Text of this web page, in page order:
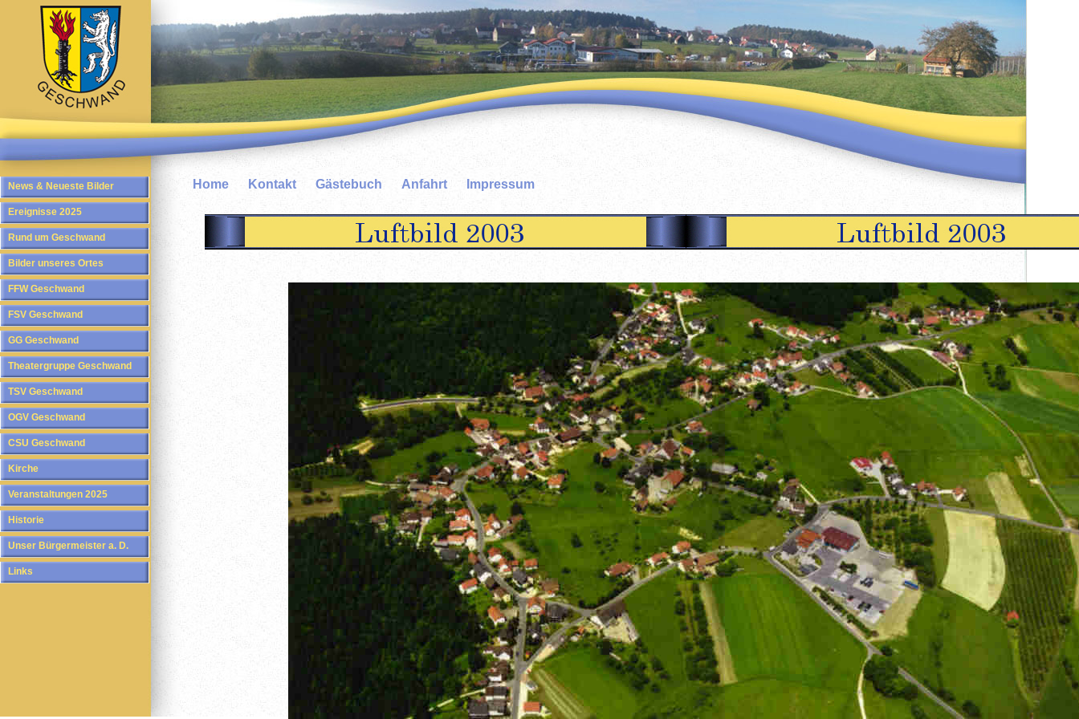
News & Neueste Bilder
Ereignisse 2025
Rund um Geschwand
Bilder unseres Ortes
FFW Geschwand
FSV Geschwand
GG Geschwand
Theatergruppe Geschwand
TSV Geschwand
OGV Geschwand
CSU Geschwand
Kirche
Veranstaltungen 2025
Historie
Unser Bürgermeister a. D.
Links
Home Kontakt Gästebuch Anfahrt Impressum